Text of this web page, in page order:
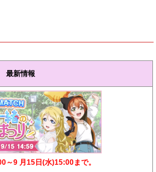
最新情報
～9 月15日(水)15:00まで。